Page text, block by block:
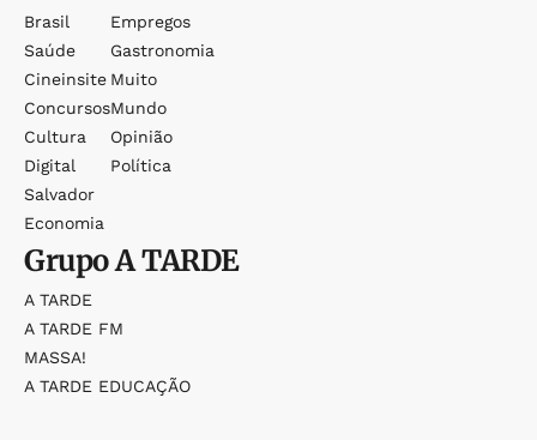
Brasil
Saúde
Cineinsite
Concursos
Cultura
Digital
Salvador
Economia
Empregos
Gastronomia
Muito
Mundo
Opinião
Política
GrupoA TARDE
A TARDE
A TARDE FM
MASSA!
A TARDE EDUCAÇÃO